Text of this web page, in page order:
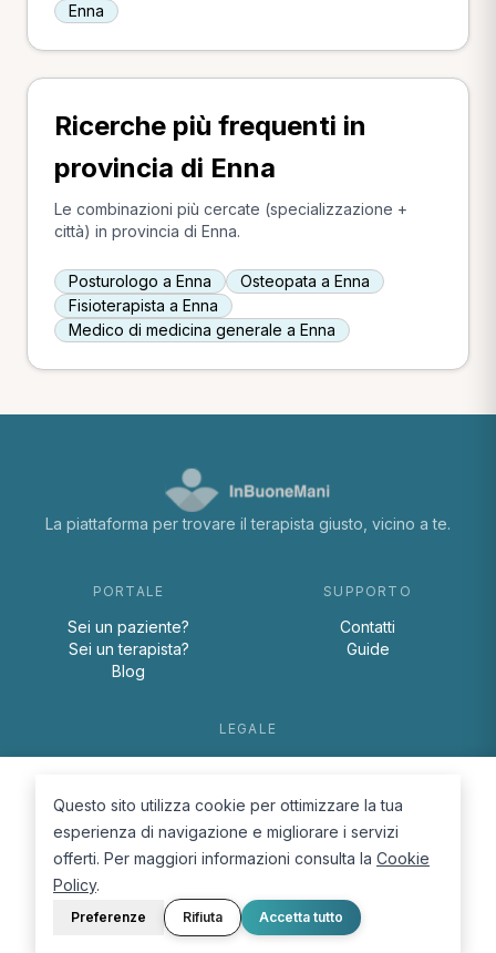
Enna
Ricerche più frequenti in
provincia di Enna
Le combinazioni più cercate (specializzazione +
città) in provincia di Enna.
Posturologo a Enna
Osteopata a Enna
Fisioterapista a Enna
Medico di medicina generale a Enna
La piattaforma per trovare il terapista giusto, vicino a te.
PORTALE
Sei un paziente?
Sei un terapista?
Blog
SUPPORTO
Contatti
Guide
LEGALE
Cookie Policy
Questo sito utilizza cookie per ottimizzare la tua
esperienza di navigazione e migliorare i servizi
offerti. Per maggiori informazioni consulta la Cookie
Policy.
Preferenze Rifiuta Accetta tutto